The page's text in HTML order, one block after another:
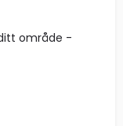
område -